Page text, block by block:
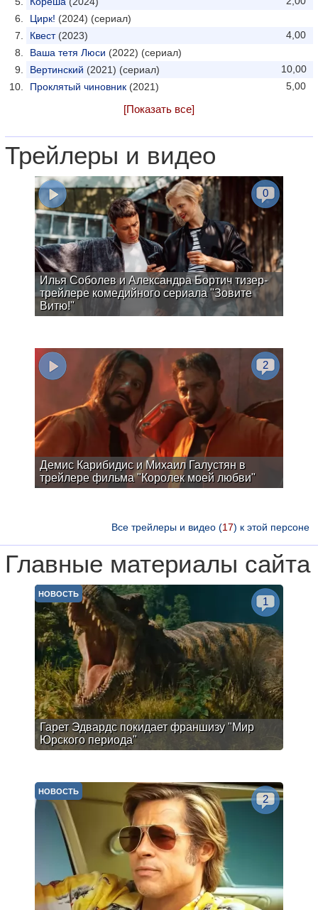
Цирк! (2024) (сериал)
4,00
Квест(2023)
Ваша тетя Люси (2022) (сериал)
10,00
Вертинский (2021) (сериал)
5,00
Проклятый чиновник (2021)
[Показать все]
Трейлеры и видео
Илья Соболев и Александра Бортич тизер-
трейлере комедийного сериала "Зовите
Витю!"
0
Демис Карибидис и Михаил Галустян в
трейлере фильма "Королек моей любви"
2
Все трейлеры и видео (17) к этой персоне
Главные материалы сайта
Гарет Эдвардс покидает франшизу "Мир
Юрского периода"
НОВОСТЬ
1
НОВОСТЬ
2